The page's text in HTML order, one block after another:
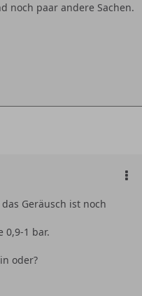
noch paar andere Sachen.
Geräusch ist noch
0,9-1 bar.
oder?